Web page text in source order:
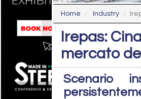
Home Industry
Irepas:
mercato
Scenario